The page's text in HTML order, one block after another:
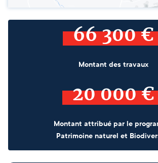
66 300 €
Montant des travaux
20 000 €
Montant attribué par le
Patrimoine naturel et